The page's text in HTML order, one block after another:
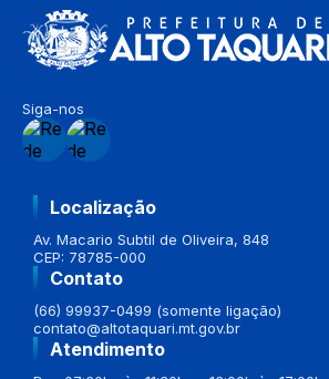
Siga-nos
Localização
Av. Macario Subtil de Oliveira, 848
CEP: 78785-000
Contato
(66) 99937-0499 (somente ligação)
contato@altotaquari.mt.gov.br
Atendimento